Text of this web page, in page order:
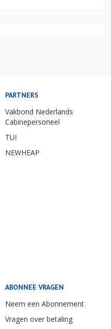
PARTNERS
Vakbond Nederlands
Cabinepersoneel
TUI
NEWHEAP
ABONNEE VRAGEN
Neem een Abonnement
Vragen over betaling